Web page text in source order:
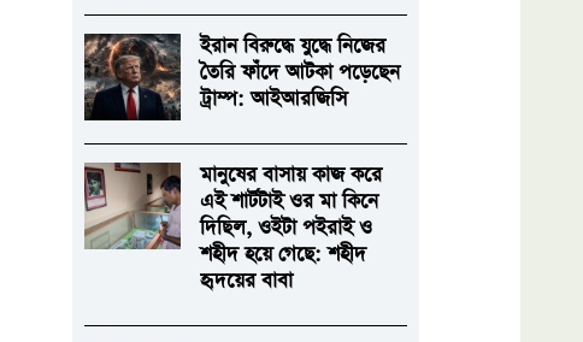
ইরান বিরুদ্ধে যুদ্ধে নিজের
তৈরি ফাঁদে আটকা পড়েছেন
ট্রাম্প: আইআরজিসি
মানুষের বাসায় কাজ করে
এই শার্টটাই ওর মা কিনে
দিছিল, ওইটা পইরাই ও
শহীদ হয়ে গেছে: শহীদ
হৃদয়ের বাবা